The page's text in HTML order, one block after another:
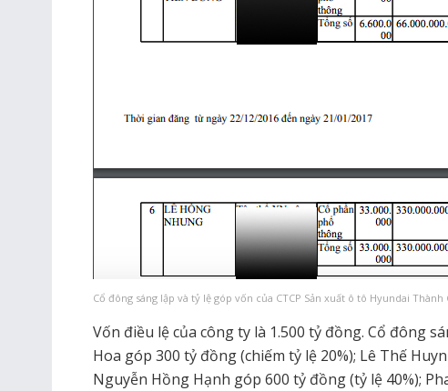
Cổ đông sáng lập và tỷ lệ góp vốn của CTCP Sản xuất ô tô Hyundai Thành
Vốn điều lệ của công ty là 1.500 tỷ đồng. Cổ đông
Hoa góp 300 tỷ đồng (chiếm tỷ lệ 20%); Lê Thế
Nguyễn Hồng Hạnh góp 600 tỷ đồng (tỷ lệ 40%);